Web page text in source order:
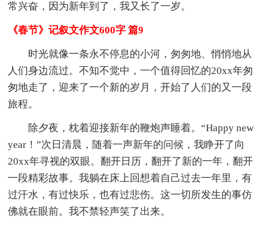
常兴奋，因为新年到了，我又长了一岁。
《春节》记叙文作文600字 篇9
时光就像一条永不停息的小河，匆匆地、悄悄地从
人们身边流过。不知不觉中，一个值得回忆的20xx年匆
匆地走了，迎来了一个新的岁月，开始了人们的又一段
旅程。
除夕夜，枕着迎接新年的鞭炮声睡着。“Happy new
year！”次日清晨，随着一声新年的问候，我睁开了向
20xx年寻视的双眼。翻开日历，翻开了新的一年，翻开
一段精彩故事。我躺在床上回想着自己过去一年里，有
过汗水，有过快乐，也有过悲伤。这一切所发生的事仿
佛就在眼前。我不禁轻声笑了出来。